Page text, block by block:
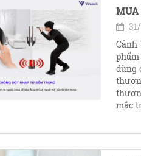
MUA
dùng
mắc